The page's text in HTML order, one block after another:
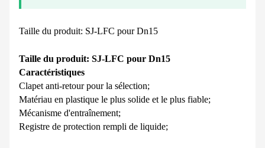
Taille du produit: SJ-LFC pour Dn15
Taille du produit: SJ-LFC pour Dn15
Caractéristiques
Clapet anti-retour pour la sélection;
Matériau en plastique le plus solide et le plus fiable;
Mécanisme d'entraînement;
Registre de protection rempli de liquide;